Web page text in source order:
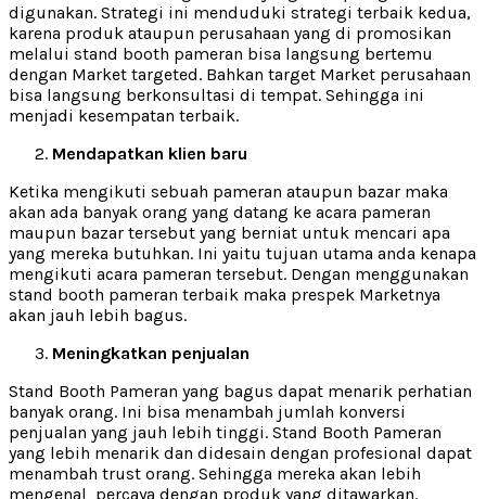
digunakan. Strategi ini menduduki strategi terbaik kedua,
karena produk ataupun perusahaan yang di promosikan
melalui stand booth pameran bisa langsung bertemu
dengan Market targeted. Bahkan target Market perusahaan
bisa langsung berkonsultasi di tempat. Sehingga ini
menjadi kesempatan terbaik.
Mendapatkan klien baru
Ketika mengikuti sebuah pameran ataupun bazar maka
akan ada banyak orang yang datang ke acara pameran
maupun bazar tersebut yang berniat untuk mencari apa
yang mereka butuhkan. Ini yaitu tujuan utama anda kenapa
mengikuti acara pameran tersebut. Dengan menggunakan
stand booth pameran terbaik maka prespek Marketnya
akan jauh lebih bagus.
Meningkatkan penjualan
Stand Booth Pameran yang bagus dapat menarik perhatian
banyak orang. Ini bisa menambah jumlah konversi
penjualan yang jauh lebih tinggi. Stand Booth Pameran
yang lebih menarik dan didesain dengan profesional dapat
menambah trust orang. Sehingga mereka akan lebih
mengenal percaya dengan produk yang ditawarkan.